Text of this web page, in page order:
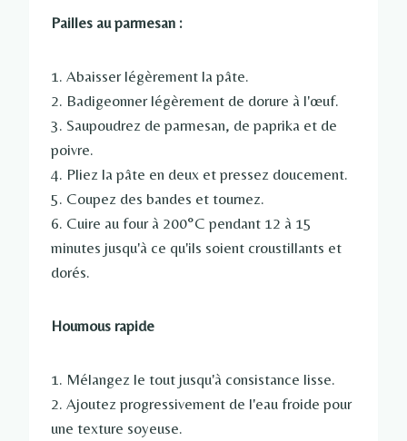
Pailles au parmesan :
1. Abaisser légèrement la pâte.
2. Badigeonner légèrement de dorure à l'œuf.
3. Saupoudrez de parmesan, de paprika et de
poivre.
4. Pliez la pâte en deux et pressez doucement.
5. Coupez des bandes et tournez.
6. Cuire au four à 200°C pendant 12 à 15
minutes jusqu'à ce qu'ils soient croustillants et
dorés.
Houmous rapide
1. Mélangez le tout jusqu'à consistance lisse.
2. Ajoutez progressivement de l'eau froide pour
une texture soyeuse.